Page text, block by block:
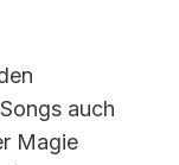
auch
Magie